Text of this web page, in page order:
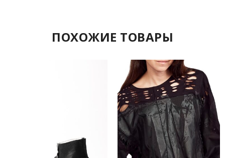
ПОХОЖИЕ ТОВАРЫ